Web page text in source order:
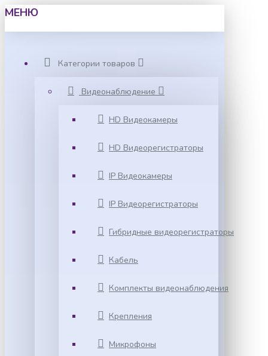
МЕНЮ
Категории товаров
Видеонаблюдение
HD Видеокамеры
HD Видеорегистраторы
IP Видеокамеры
IP Видеорегистраторы
Гибридные видеорегистраторы
Кабель
Комплекты видеонаблюдения
Крепления
Микрофоны